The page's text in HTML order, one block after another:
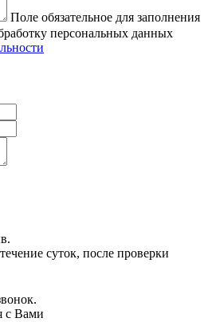
Поле обязательное для заполнения
персональных данных
суток, после проверки
с Вами